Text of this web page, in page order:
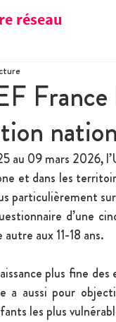
réseau
France
au 09 mars 2026,
et dans les
particulièrement
d’une
aux 11-18 ans.
plus fine
a aussi pour
les plus